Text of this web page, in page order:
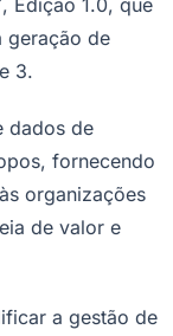
em Tempo Real
Portal Pet
Open
a
2 e 3